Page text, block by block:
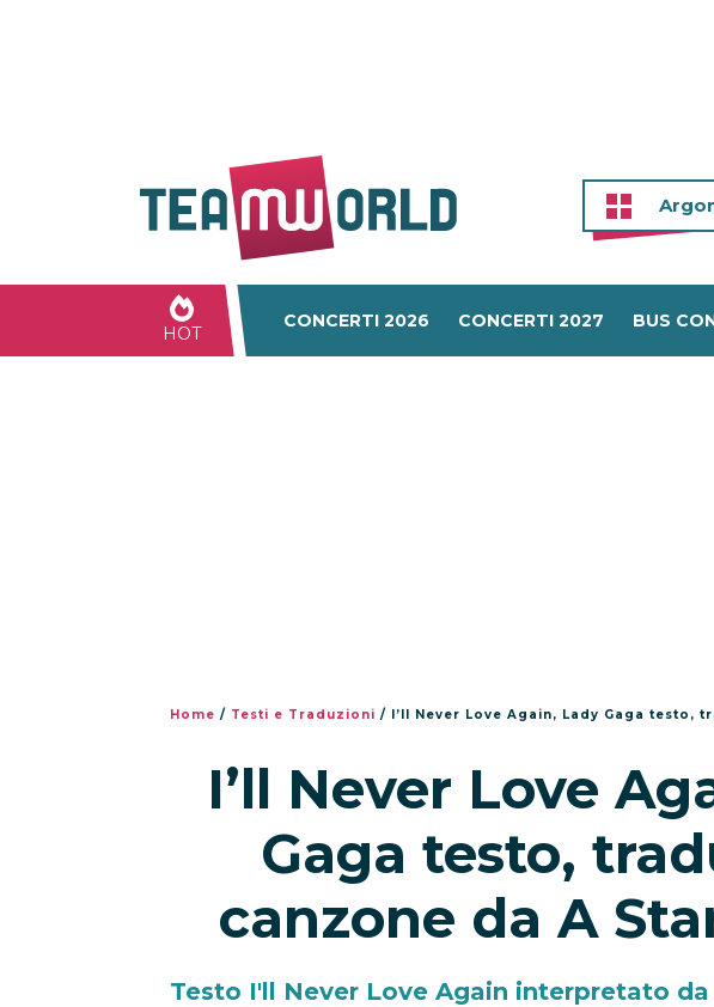
HOT
CONCERTI 2026 CONCERTI 2027 BUS
Home / Testi e Traduzioni / I’ll Never Love Again, Lady Gaga testo,
I’ll Never Love
Gaga testo,
canzone da A
Testo I'll Never Love Again interpretato